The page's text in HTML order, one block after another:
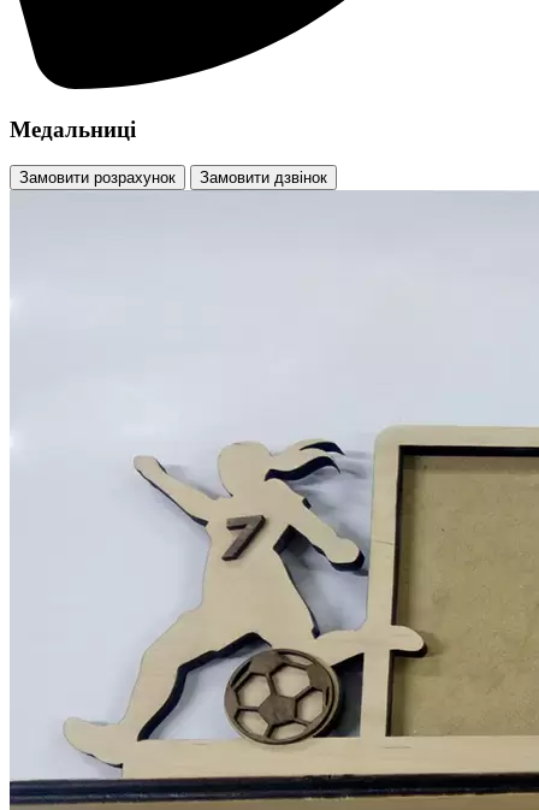
Медальниці
Замовити розрахунок Замовити дзвінок